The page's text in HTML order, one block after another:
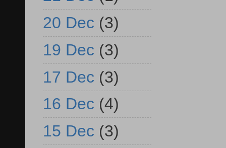
20 Dec (3)
19 Dec (3)
17 Dec (3)
16 Dec (4)
15 Dec (3)